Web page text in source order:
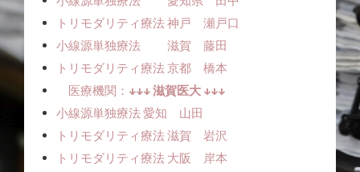
トリモダリティ療法 神戸 瀬戸口
小線源単独療法 滋賀 藤田
トリモダリティ療法 京都 橋本
医療機関： ↓↓↓ 滋賀医大 ↓↓↓
小線源単独療法ㅤㅤ 愛知 山田
トリモダリティ療法 滋賀 岩沢
トリモダリティ療法 大阪 岸本